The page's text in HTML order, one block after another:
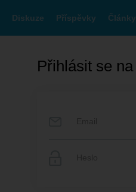
Diskuze Příspěvky Články
Přihlásit se na